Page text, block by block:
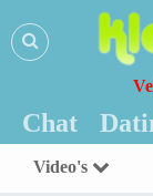
Chat
Video's